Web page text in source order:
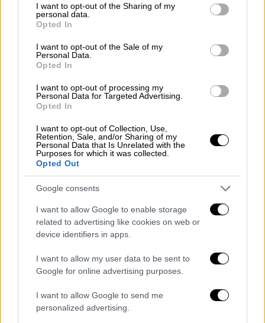
not limited to your visit or usage behaviour. You may click to
grant or deny consent to Google and its third-party tags to
use your data for below specified purposes in below Google
consent section.
I want to opt-out of the Sharing of my
personal data.
Opted In
I want to opt-out of the Sale of my
Personal Data.
Opted In
I want to opt-out of processing my
Personal Data for Targeted Advertising.
Opted In
I want to opt-out of Collection, Use,
Retention, Sale, and/or Sharing of my
Personal Data that Is Unrelated with the
Purposes for which it was collected.
Opted Out
Google consents
I want to allow Google to enable storage
related to advertising like cookies on web or
device identifiers in apps.
I want to allow my user data to be sent to
Google for online advertising purposes.
I want to allow Google to send me
personalized advertising.
Αθλητισμός 30.05.2026 22:37
Η στιγμή της απονομής του τροπαίου
στην πρωταθλήτρια Ευρώπης Παρί Σεν
Ζερμέν
Υπό τους ήχους του we are the champions η
Παρί σήκωσε τον τίτλο